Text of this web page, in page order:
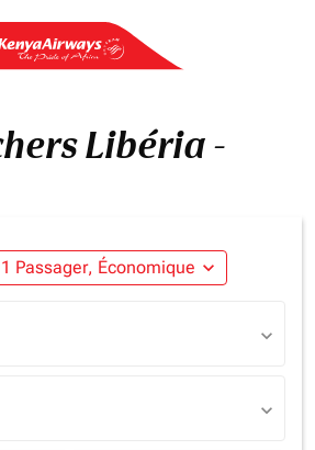
Libéria -
1 Passager, Économique expand_more
expand_more
expand_more